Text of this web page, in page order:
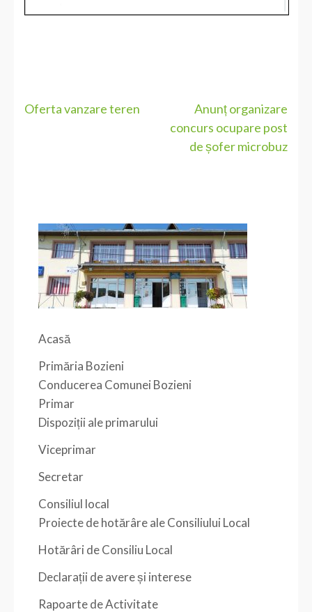
Navigare
Oferta vanzare teren
Anunț organizare
concurs ocupare post
de șofer microbuz
Acasă
Primăria Bozieni
Conducerea Comunei Bozieni
Primar
Dispoziții ale primarului
Viceprimar
Secretar
Consiliul local
Proiecte de hotărâre ale Consiliului Local
Hotărâri de Consiliu Local
Declarații de avere și interese
Rapoarte de Activitate